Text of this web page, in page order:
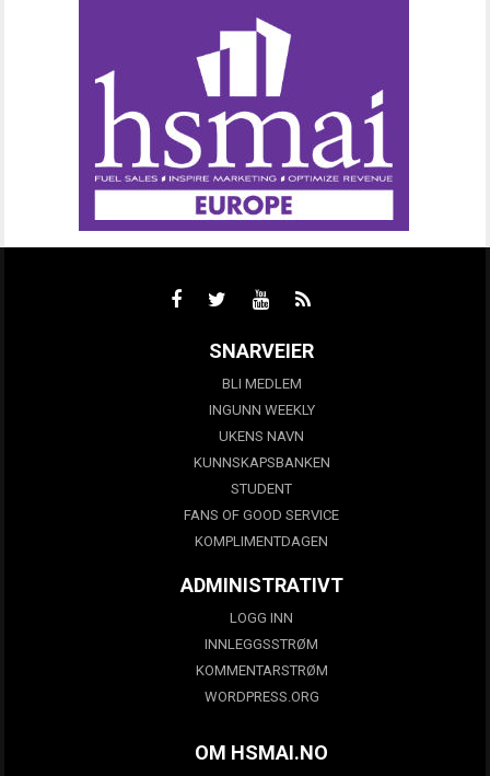
SNARVEIER
BLI MEDLEM
INGUNN WEEKLY
UKENS NAVN
KUNNSKAPSBANKEN
STUDENT
FANS OF GOOD SERVICE
KOMPLIMENTDAGEN
ADMINISTRATIVT
LOGG INN
INNLEGGSSTRØM
KOMMENTARSTRØM
WORDPRESS.ORG
OM HSMAI.NO